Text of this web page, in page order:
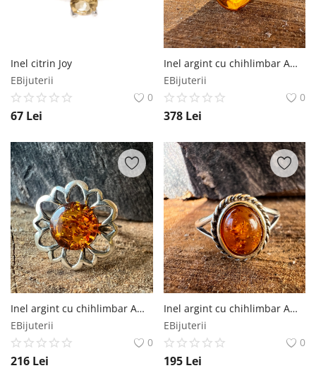
Inel citrin Joy
EBijuterii
0
67 Lei
Inel argint cu chihlimbar Amber2
EBijuterii
0
378 Lei
Inel argint cu chihlimbar Amber21
EBijuterii
0
216 Lei
Inel argint cu chihlimbar Amber15
EBijuterii
0
195 Lei